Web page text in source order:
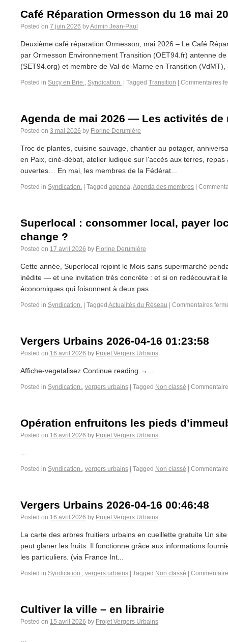
Café Réparation Ormesson du 16 mai
Posted on 7 juin 2026 byAdmin Jean-Paul
Deuxième café réparation Ormesson, mai 2026 – Le Café
par Ormesson Environnement Transition (OET94.fr) antenne
(SET94.org) et membre de Val-de-Marne en Transition (VdMT),
Posted in Sucy en Brie., Syndication. Tagged Transition Commentaires
Agenda de mai 2026 — Les activités de
Posted on 3 mai 2026 by Florine Derumière
Troc de plantes, cuisine sauvage, chantier au potager,
en Paix, ciné-débat, atelier ludique sur l'accès aux terres,
ouvertes… En mai, les membres de la Fédérat...
Posted in Syndication. Tagged agenda,Agenda des membres
Superlocal : consommer local, payer
change ?
Posted on 17 avril 2026 by Florine Derumière
Cette année, Superlocal rejoint le Mois sans supermarché
inédite — et une invitation très concrète : et si on redécouvrait
économiques qui foisonnent à deux pas ...
Posted in Syndication. Tagged Actualités du Réseau Commentaires
Vergers Urbains 2026-04-16 01:23:58
Posted on 16 avril 2026 by Projet Vergers Urbains
Affiche-vegetalisez Continue reading →...
Posted in Syndication., vergers urbains Tagged Non classé
Opération enfruitons les pieds
Posted on 16 avril 2026 by Projet Vergers Urbains
Posted in Syndication., vergers urbains Tagged Non classé
Vergers Urbains 2026-04-16 00:46:48
Posted on 16 avril 2026 by Projet Vergers Urbains
La carte des arbres fruitiers urbains en cueillette gratuite Un
peut glaner les fruits. Il fonctionne grâce aux informations
les particuliers. (via France Int...
Posted in Syndication., vergers urbains Tagged Non classé
Cultiver la ville – en librairie
Posted on 15 avril 2026 by Projet Vergers Urbains